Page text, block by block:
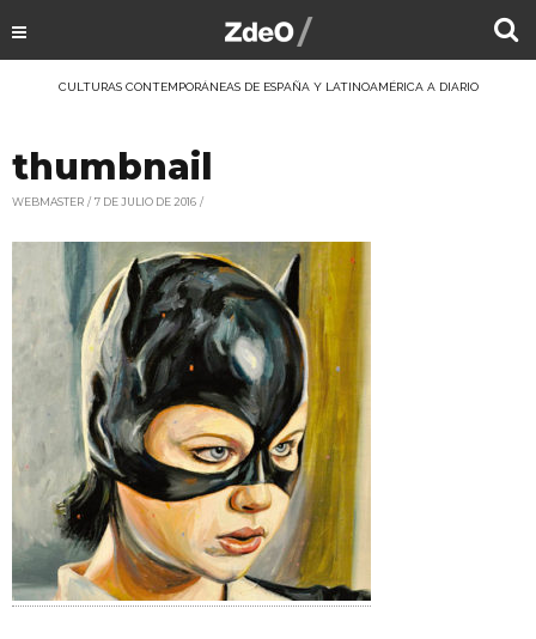
CULTURAS CONTEMPORÁNEAS DE ESPAÑA Y LATINOAMÉRICA A DIARIO
thumbnail
WEBMASTER 7 DE JULIO DE 2016